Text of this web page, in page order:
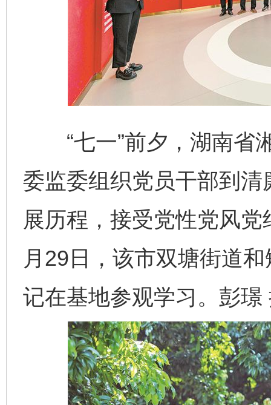
“七一”前夕，湖南省
委监委组织党员干部到
展历程，接受党性党风
月29日，该市双塘街道
记在基地参观学习。彭璟